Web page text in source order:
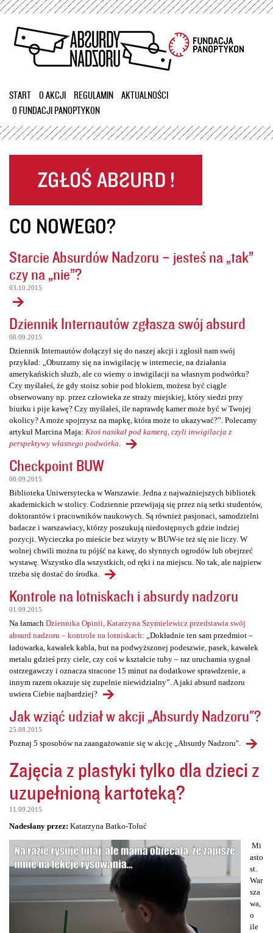
Przejdź
treści
START O AKCJI REGULAMIN
AKTUALNOŚCI
O FUNDACJI PANOPTYKON
CO NOWEGO?
Starcie Absurdów Nadzoru – jesteś na „tak”
czy na „nie”?
03.10.2015
Dziennik Internautów zgłasza swój absurd
08.09.2015
Dziennik Internautów dołączył się do naszej akcji i zgłosił nam swój
przykład: „Oburzamy się na inwigilację w internecie, na działania
amerykańskich służb, ale co wiemy o inwigilacji na własnym podwórku?
Czy myślałeś, że gdy stoisz sobie pod blokiem, możesz być ciągle
obserwowany np. przez człowieka ze straży miejskiej, który siedzi przy
biurku i pije kawę? Czy myślałeś, ile naprawdę kamer może być w Twojej
okolicy? A może spojrzysz na mapkę, która może to ukazywać?”. Polecamy
artykuł Marcina Maja: Ktoś nasikał pod kamerą, czyli inwigilacja z
perspektywy własnego podwórka
Checkpoint BUW
08.09.2015
Biblioteka Uniwersytecka w Warszawie. Jedna z najważniejszych bibliotek
akademickich w stolicy. Codziennie przewijają się przez nią setki studentów,
doktorantów i pracowników naukowych. Są również pasjonaci, samodzielni
badacze i warszawiacy, którzy poszukują niedostępnych gdzie indziej
pozycji. Wycieczka po mieście bez wizyty w BUW-ie też się nie liczy. W
wolnej chwili można tu pójść na kawę, do słynnych ogrodów lub obejrzeć
wystawę. Wszystko dla wszystkich, od ręki i na miejscu. No tak, ale najpierw
trzeba się dostać do środka.
Kontrole na lotniskach i absurdy nadzoru
01.09.2015
Na łamach Dziennika Opinii, Katarzyna Szymielewicz przedstawia swój
absurd nadzoru – kontrole na lotniskach: „Dokładnie ten sam przedmiot –
ładowarka, kawałek kabla, but na podwyższonej podeszwie, pasek, kawałek
metalu gdzieś przy ciele, czy coś w kształcie tuby – raz uruchamia sygnał
ostrzegawczy i oznacza stracone 15 minut na dodatkowe sprawdzenie, a
innym razem okazuje się zupełnie niewidzialny”. A jaki absurd nadzoru
uwiera Ciebie najbardziej?
Jak wziąć udział w akcji „Absurdy Nadzoru"?
25.08.2015
Poznaj 5 sposobów na zaangażowanie się w akcję „Absurdy Nadzoru".
Zajęcia z plastyki tylko dla dzieci z
uzupełnioną kartoteką?
11.09.2015
Nadesłany przez: Katarzyna Batko-Tołuć
Mi
asto
st.
War
sza
wa,
o
ile